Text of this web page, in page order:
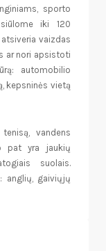
sporto
iki 120
vaizdas
ar nori apsistoti
automobilio
kepsninės vietą
vandens
pat yra jaukių
suolais.
anglių, gaiviųjų